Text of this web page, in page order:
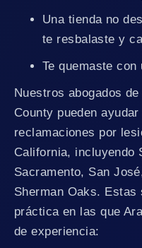
Una tienda no descongeló ni limpió la acera, y
te resbalaste y
Te quemaste
Nuestros abogados
County pueden
reclamaciones por
California, incluyendo
Sacramento, San
Sherman Oaks. Estas
práctica en las que
de experiencia: